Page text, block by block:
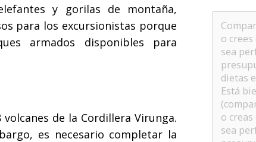
y gorilas de montaña,
para los excursionistas porque
armados disponibles para
de la Cordillera Virunga.
es necesario completar la